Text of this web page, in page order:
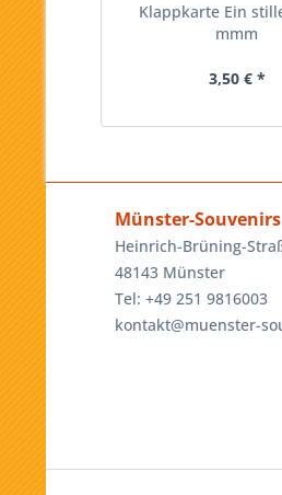
Klappkarte Ein
mmm
3,50 € *
Münster-Souvenirs
Heinrich-Brüning-
48143 Münster
Tel: +49 251 9816003
kontakt@muenster-